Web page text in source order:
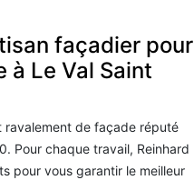
façadier pour
Le Val Saint
ravalement de façade réputé
Pour chaque travail, Reinhard
pour vous garantir le meilleur